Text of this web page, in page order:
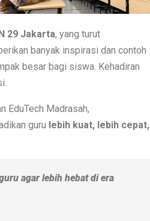
29 Jakarta, yang turut
banyak inspirasi dan contoh
besar bagi siswa. Kehadiran
EduTech Madrasah,
guru lebih kuat, lebih cepat,
agar lebih hebat di era